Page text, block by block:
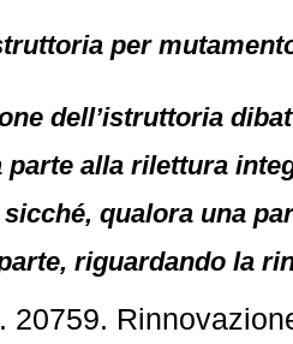
per
dell’istruttoria
parte alla rilettura
qualora una
riguardando la